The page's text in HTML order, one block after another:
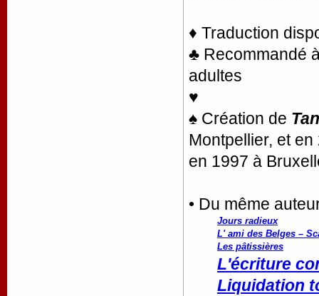
♦ Traduction
♣ Recommandé
adultes
♥
♠ Création de
Montpellier, et
en 1997 à
• Du même
Jours radieux
L' ami des Belges –
Les pâtissières
L'écriture
Liquidation